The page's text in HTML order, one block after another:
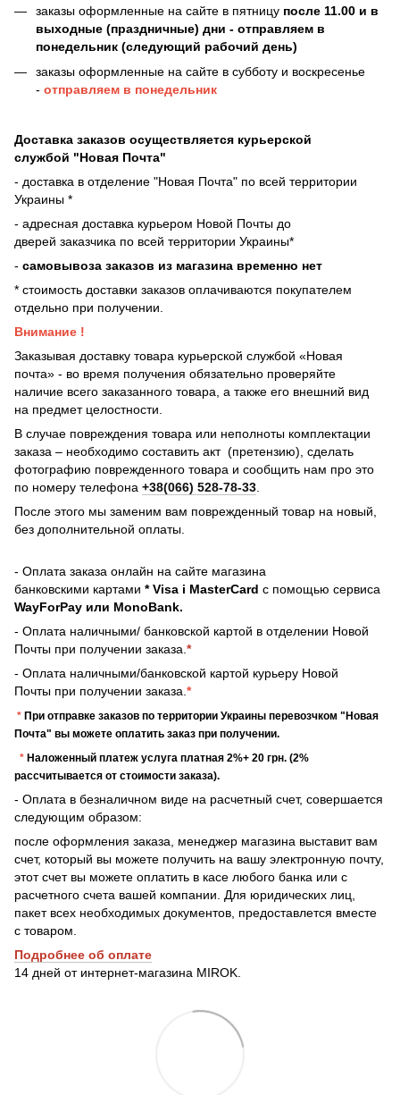
заказы оформленные на сайте в пятницу после 11.00 и в
выходные (праздничные) дни - отправляем в
понедельник (следующий рабочий день)
заказы оформленные на сайте в субботу и воскресенье
- отправляем в понедельник
Доставка заказов осуществляется курьерской
службой "Новая Почта"
- доставка в отделение "Новая Почта" по всей территории
Украины *
- адресная доставка курьером Новой Почты до
дверей заказчика по всей территории Украины*
- самовывоза заказов из магазина временно нет
* стоимость доставки заказов оплачиваются покупателем
отдельно при получении.
Внимание !
Заказывая доставку товара курьерской службой «Новая
почта» - во время получения обязательно проверяйте
наличие всего заказанного товара, а также его внешний вид
на предмет целостности.
В случае повреждения товара или неполноты комплектации
заказа – необходимо составить акт (претензию), сделать
фотографию поврежденного товара и сообщить нам про это
по номеру телефона +38(066) 528-78-33
После этого мы заменим вам поврежденный товар на новый,
без дополнительной оплаты.
- Оплата заказа онлайн на сайте магазина
банковскими картами * Visa і MasterCard с помощью сервиса
WayForPay или MonoBank.
- Оплата наличными/ банковской картой в отделении Новой
Почты при получении заказа. *
- Оплата наличными/банковской картой курьеру Новой
Почты при получении заказа. *
* При отправке заказов по территории Украины перевозчком "Новая
Почта" вы можете оплатить заказ при получении.
* Наложенный платеж услуга платная 2%+ 20 грн. (2%
рассчитывается от стоимости заказа).
- Оплата в безналичном виде на расчетный счет, совершается
следующим образом:
после оформления заказа, менеджер магазина выставит вам
счет, который вы можете получить на вашу электронную почту,
этот счет вы можете оплатить в касе любого банка или с
расчетного счета вашей компании. Для юридических лиц,
пакет всех необходимых документов, предоставлется вместе
с товаром.
Подробнее об оплате
14 дней от интернет-магазина MIROK.